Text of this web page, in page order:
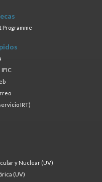
Programme
IRT)
y Nuclear (UV)
(UV)